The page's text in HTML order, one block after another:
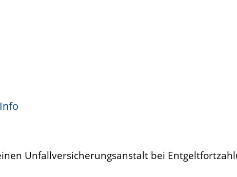
Unfallversicherungsanstalt bei